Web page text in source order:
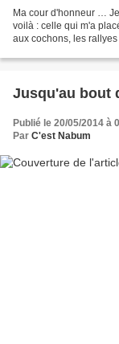
Ma cour d'honneur …
voilà : celle qui m'a
aux cochons, les
Jusqu'au bout
Publié le 20/05/2014 à
Par C'est Nabum